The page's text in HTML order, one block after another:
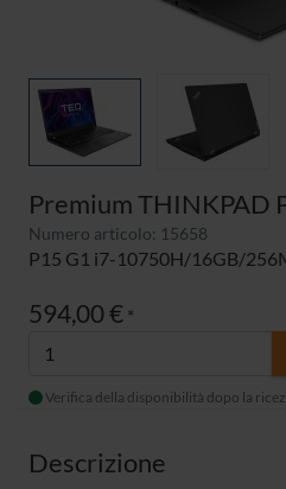
Premium THINKPAD
Numero articolo: 15658
P15 G1 i7-10750H/16GB/
594,00 € *
Verifica della disponibilità dopo la
Descrizione